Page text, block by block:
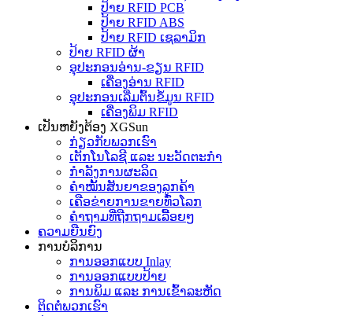
ປ້າຍ RFID PCB
ປ້າຍ RFID ABS
ປ້າຍ RFID ເຊລາມິກ
ປ້າຍ RFID ຜ້າ
ອຸປະກອນອ່ານ-ຂຽນ RFID
ເຄື່ອງອ່ານ RFID
ອຸປະກອນເລີ່ມຕົ້ນຂໍ້ມູນ RFID
ເຄື່ອງພິມ RFID
ເປັນຫຍັງຕ້ອງ XGSun
ກ່ຽວກັບພວກເຮົາ
ເຕັກໂນໂລຊີ ແລະ ນະວັດຕະກໍາ
ກຳລັງການຜະລິດ
ຄຳໝັ້ນສັນຍາຂອງລູກຄ້າ
ເຄືອຂ່າຍການຂາຍທົ່ວໂລກ
ຄຳຖາມທີ່ຖືກຖາມເລື້ອຍໆ
ຄວາມຍືນຍົງ
ການບໍລິການ
ການອອກແບບ Inlay
ການອອກແບບປ້າຍ
ການພິມ ແລະ ການເຂົ້າລະຫັດ
ຕິດຕໍ່ພວກເຮົາ